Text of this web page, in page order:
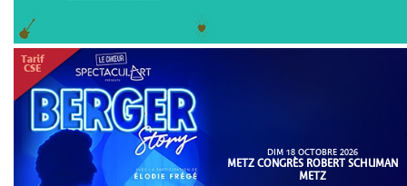
DIM 18 OCTOBRE 2026
METZ CONGRÈS ROBERT SCHUMAN
METZ